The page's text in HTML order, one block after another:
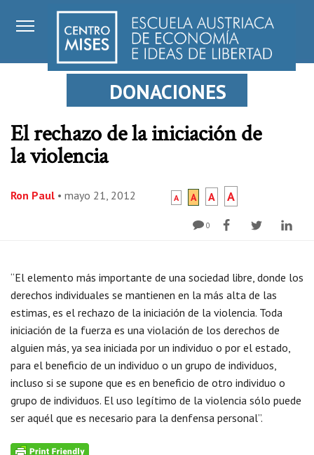
DONACIONES
El rechazo de la iniciación de
la violencia
Ron Paul • mayo 21, 2012 A A A A
0
“El elemento más importante de una sociedad libre, donde los
derechos individuales se mantienen en la más alta de las
estimas, es el rechazo de la iniciación de la violencia. Toda
iniciación de la fuerza es una violación de los derechos de
alguien más, ya sea iniciada por un individuo o por el estado,
para el beneficio de un individuo o un grupo de individuos,
incluso si se supone que es en beneficio de otro individuo o
grupo de individuos. El uso legítimo de la violencia sólo puede
ser aquél que es necesario para la denfensa personal”.